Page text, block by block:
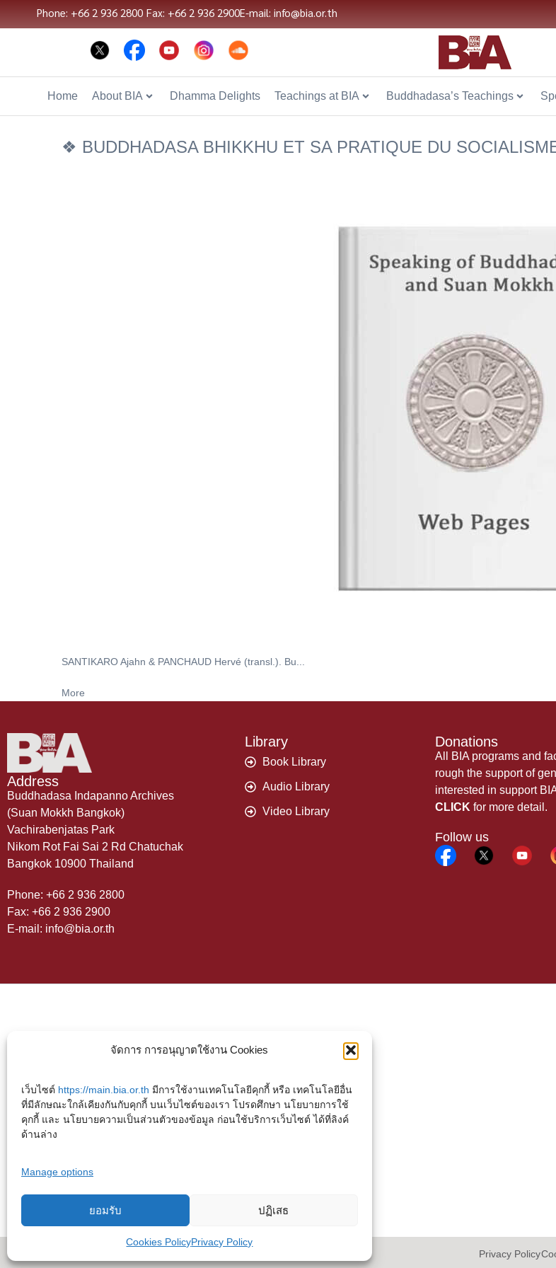
จัดการ การอนุญาตใช้งาน Cookies
เว็บไซต์ https://main.bia.or.th มีการใช้งานเทคโนโลยีคุกกี้ หรือ เทคโนโลยีอื่น
ที่มีลักษณะใกล้เคียงกันกับคุกกี้ บนเว็บไซต์ของเรา โปรดศึกษา นโยบายการใช้
คุกกี้ และ นโยบายความเป็นส่วนตัวของข้อมูล ก่อนใช้บริการเว็บไซต์ ได้ที่ลิงค์
ด้านล่าง
Manage options
ยอมรับ ปฏิเสธ
Cookies PolicyPrivacy Policy
Phone: +66 2 936 2800 Fax: +66 2 936 2900E-mail: info@bia.or.th
Home About BIA Dhamma Delights Teachings at BIA Buddhadasa’s Teachings
❖ BUDDHADASA BHIKKHU ET SA PRATIQUE DU
SANTIKARO Ajahn & PANCHAUD Hervé (transl.). Bu...
More
Address
Buddhadasa Indapanno Archives
(Suan Mokkh Bangkok)
Vachirabenjatas Park
Nikom Rot Fai Sai 2 Rd Chatuchak
Bangkok 10900 Thailand
Phone: +66 2 936 2800
Fax: +66 2 936 2900
E-mail: info@bia.or.th
Library
Book Library
Audio Library
Video Library
Donations
All BIA programs and
rough the support of
interested in support
CLICK for more detail.
Follow us
Copyright © 2023. Buddhadasa Indapanno Archives Privacy Policy